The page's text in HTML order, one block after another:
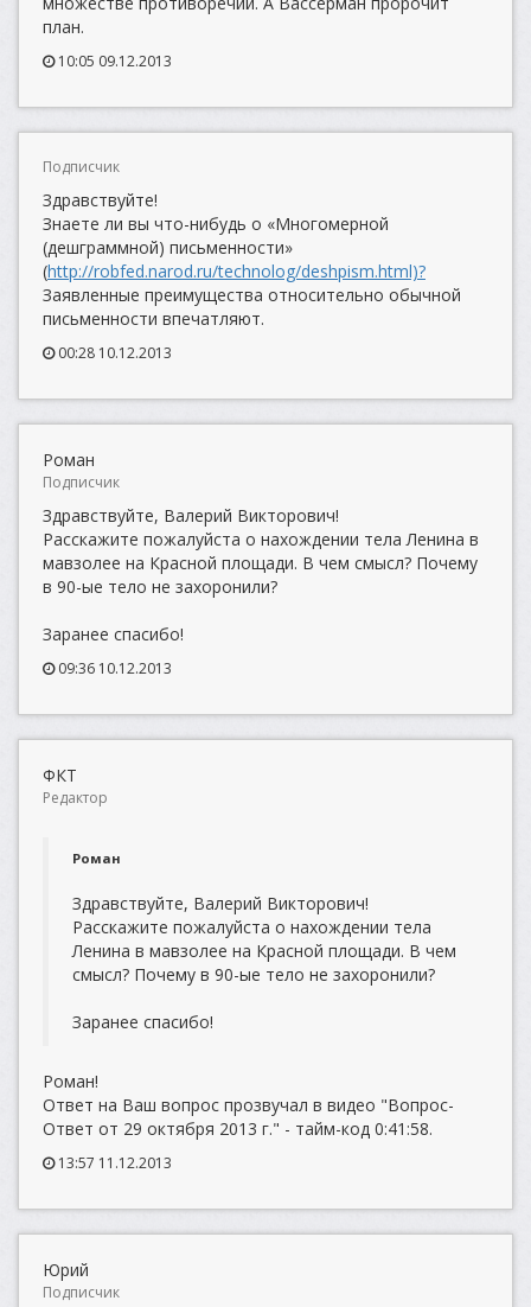
план.
10:05 09.12.2013
Подписчик
Здравствуйте!
Знаете ли вы что-нибудь о «Многомерной
(дешграммной) письменности»
(http://robfed.narod.ru/technolog/deshpism.html)?
Заявленные преимущества относительно обычной
письменности впечатляют.
00:28 10.12.2013
Роман
Подписчик
Здравствуйте, Валерий Викторович!
Расскажите пожалуйста о нахождении тела Ленина в
мавзолее на Красной площади. В чем смысл? Почему
в 90-ые тело не захоронили?
Заранее спасибо!
09:36 10.12.2013
ФКТ
Редактор
Роман
Здравствуйте, Валерий Викторович!
Расскажите пожалуйста о нахождении тела
Ленина в мавзолее на Красной площади. В чем
смысл? Почему в 90-ые тело не захоронили?
Заранее спасибо!
Роман!
Ответ на Ваш вопрос прозвучал в видео "Вопрос-
Ответ от 29 октября 2013 г." - тайм-код 0:41:58.
13:57 11.12.2013
Юрий
Подписчик